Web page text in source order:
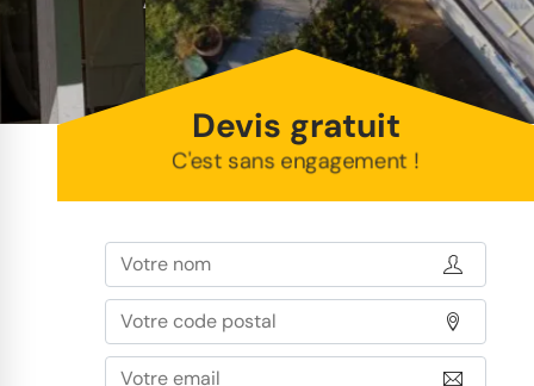
Devis gratuit
C'est sans engagement !